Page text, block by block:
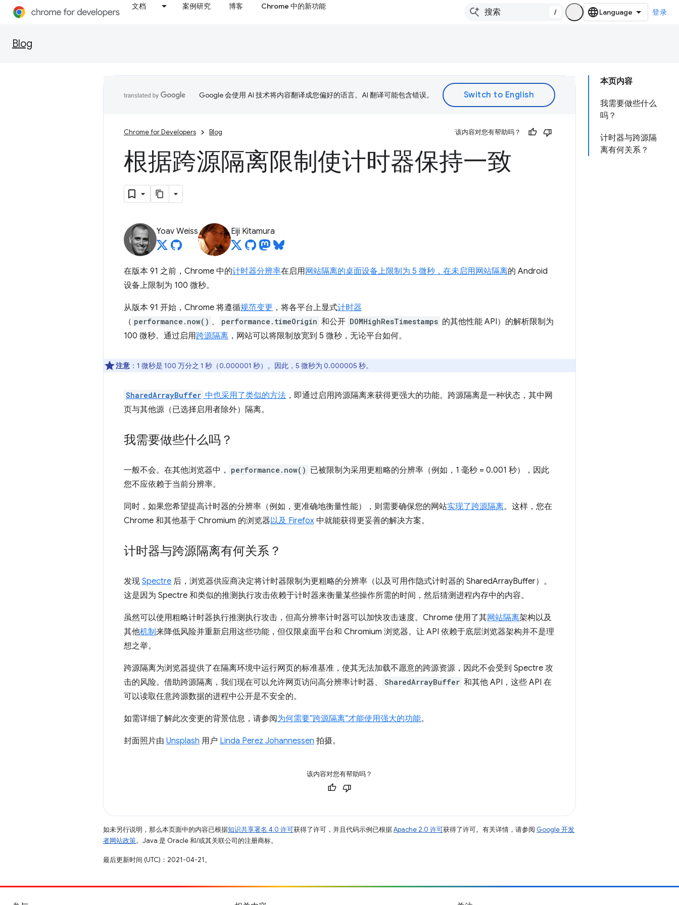
文档 案例研究 博客 Chrome 中的新功能
/ 登录
Blog
本页内容
我需要做些什么
吗？
计时器与跨源隔
离有何关系？
Google 会使用 AI 技术将内容翻译成您偏好的语言。AI 翻译可能包含错误。
Chrome for Developers Blog 该内容对您有帮助吗？
根据跨源隔离限制使计时器保持一致
Yoav Weiss Eiji Kitamura
在版本 91 之前，Chrome 中的计时器分辨率在启用网站隔离的桌面设备上限制为 5 微秒，在未启用网站隔离的 Android
设备上限制为 100 微秒。
从版本 91 开始，Chrome 将遵循规范变更 ，将各平台上显式计时器
（ performance.now() 、 performance.timeOrigin 和公开 DOMHighResTimestamps 的其他性能 API）的解析限制为
100 微秒。通过启用跨源隔离 ，网站可以将限制放宽到 5 微秒，无论平台如何。
注意 ：1 微秒是 100 万分之 1 秒（0.000001 秒）。因此，5 微秒为 0.000005 秒。
SharedArrayBuffer 中也采用了类似的方法 ，即通过启用跨源隔离来获得更强大的功能。跨源隔离是一种状态，其中网
页与其他源（已选择启用者除外）隔离。
我需要做些什么吗？
一般不会。在其他浏览器中， performance.now() 已被限制为采用更粗略的分辨率（例如，1 毫秒 = 0.001 秒），因此
您不应依赖于当前分辨率。
同时，如果您希望提高计时器的分辨率（例如，更准确地衡量性能），则需要确保您的网站实现了跨源隔离。这样，您在
Chrome 和其他基于 Chromium 的浏览器以及 Firefox 中就能获得更妥善的解决方案。
计时器与跨源隔离有何关系？
发现 Spectre 后，浏览器供应商决定将计时器限制为更粗略的分辨率（以及可用作隐式计时器的 SharedArrayBuffer）。
这是因为 Spectre 和类似的推测执行攻击依赖于计时器来衡量某些操作所需的时间，然后猜测进程内存中的内容。
虽然可以使用粗略计时器执行推测执行攻击，但高分辨率计时器可以加快攻击速度。Chrome 使用了其网站隔离架构以及
其他机制来降低风险并重新启用这些功能，但仅限桌面平台和 Chromium 浏览器。让 API 依赖于底层浏览器架构并不是理
想之举。
跨源隔离为浏览器提供了在隔离环境中运行网页的标准基准，使其无法加载不愿意的跨源资源，因此不会受到 Spectre 攻
击的风险。借助跨源隔离，我们现在可以允许网页访问高分辨率计时器、
SharedArrayBuffer 和其他 API，这些 API 在
可以读取任意跨源数据的进程中公开是不安全的。
如需详细了解此次变更的背景信息，请参阅为何需要“跨源隔离”才能使用强大的功能。
封面照片由 Unsplash 用户 Linda Perez Johannessen 拍摄。
该内容对您有帮助吗？
如未另行说明，那么本页面中的内容已根据知识共享署名 4.0 许可获得了许可，并且代码示例已根据Apache 2.0 许可获得了许可。有关详情，请参阅 Google 开发
者网站政策。Java 是 Oracle 和/或其关联公司的注册商标。
最后更新时间 (UTC)：2021-04-21。